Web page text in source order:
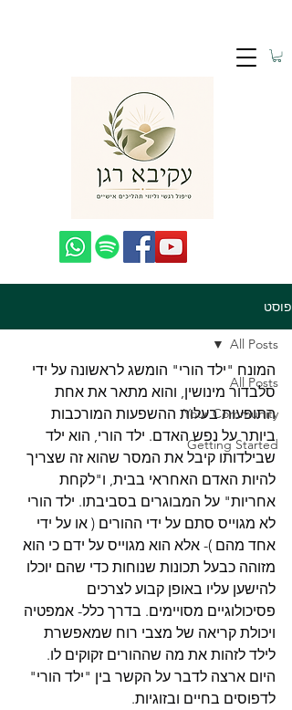
פוסט
All Posts
Your Community
Getting Started
All Posts
המונח "ילד הורי" הומשג לראשונה על ידי
סלבדור מינושין, והוא מתאר את אחת
התופעות בעלות ההשפעות המורכבות
ביותר על נפש האדם. ילד הורי, הוא ילד
שבילדותו קיבל את המסר שהוא זה שצריך
להיות האדם האחראי בבית, ו"לקחת
אחריות" על המבוגרים בסביבתו. ילד הורי
לא מגוייס סתם על ידי ההורים ( או על ידי
אחד מהם )- אלא הוא מגוייס על ידם כי הוא
מזוהה כבעל תכונות שנוחות כדי שהם יוכלו
להישען עליו באופן קבוע לצרכים
פסיכולוגיים מסויימים. בדרך כלל- אמפטיה
ויכולת קריאה של מצבי רוח שמאפשרת
לילד לזהות את מה שההורים זקוקים לו.
היום ארצה לדבר על הקשר בין "ילד הורי"
לדפוסים בחיים ובזוגיות.